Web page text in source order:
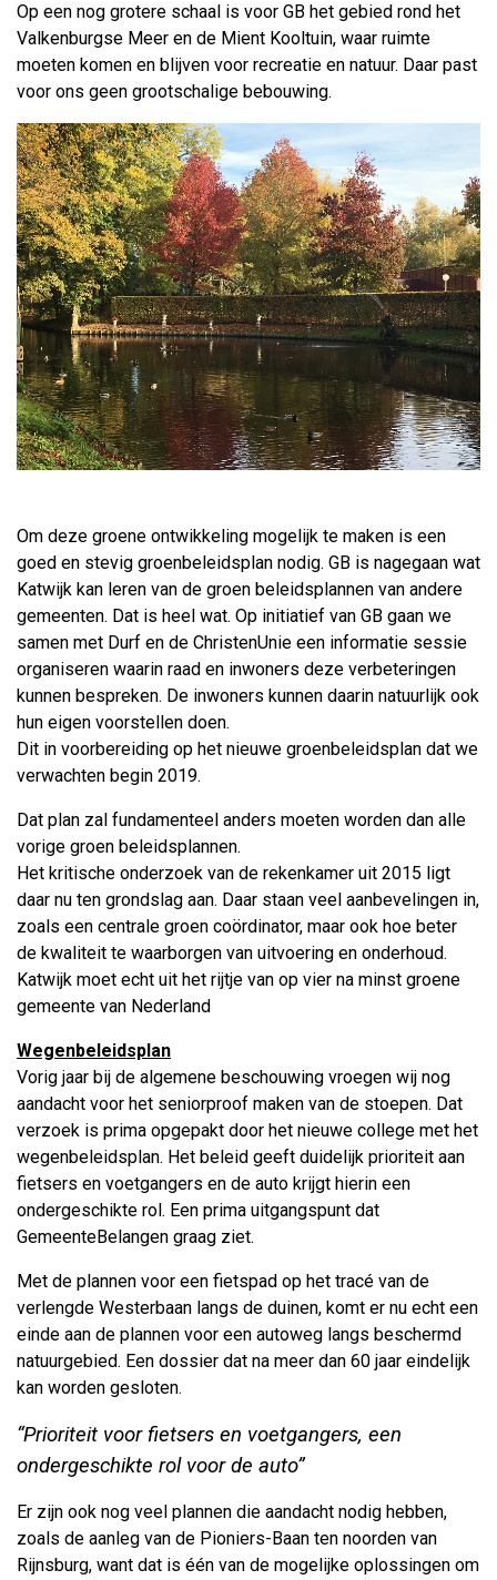
Op een nog grotere schaal is voor GB het gebied rond het
Valkenburgse Meer en de Mient Kooltuin, waar ruimte
moeten komen en blijven voor recreatie en natuur. Daar past
voor ons geen grootschalige bebouwing.
Om deze groene ontwikkeling mogelijk te maken is een
goed en stevig groenbeleidsplan nodig. GB is nagegaan wat
Katwijk kan leren van de groen beleidsplannen van andere
gemeenten. Dat is heel wat. Op initiatief van GB gaan we
samen met Durf en de ChristenUnie een informatie sessie
organiseren waarin raad en inwoners deze verbeteringen
kunnen bespreken. De inwoners kunnen daarin natuurlijk ook
hun eigen voorstellen doen.
Dit in voorbereiding op het nieuwe groenbeleidsplan dat we
verwachten begin 2019.
Dat plan zal fundamenteel anders moeten worden dan alle
vorige groen beleidsplannen.
Het kritische onderzoek van de rekenkamer uit 2015 ligt
daar nu ten grondslag aan. Daar staan veel aanbevelingen in,
zoals een centrale groen coördinator, maar ook hoe beter
de kwaliteit te waarborgen van uitvoering en onderhoud.
Katwijk moet echt uit het rijtje van op vier na minst groene
gemeente van Nederland
Wegenbeleidsplan
Vorig jaar bij de algemene beschouwing vroegen wij nog
aandacht voor het seniorproof maken van de stoepen. Dat
verzoek is prima opgepakt door het nieuwe college met het
wegenbeleidsplan. Het beleid geeft duidelijk prioriteit aan
fietsers en voetgangers en de auto krijgt hierin een
ondergeschikte rol. Een prima uitgangspunt dat
GemeenteBelangen graag ziet.
Met de plannen voor een fietspad op het tracé van de
verlengde Westerbaan langs de duinen, komt er nu echt een
einde aan de plannen voor een autoweg langs beschermd
natuurgebied. Een dossier dat na meer dan 60 jaar eindelijk
kan worden gesloten.
“Prioriteit voor fietsers en voetgangers, een
ondergeschikte rol voor de auto”
Er zijn ook nog veel plannen die aandacht nodig hebben,
zoals de aanleg van de Pioniers-Baan ten noorden van
Rijnsburg, want dat is één van de mogelijke oplossingen om